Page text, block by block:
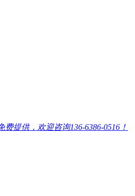
提供，欢迎咨询136-6386-0516！